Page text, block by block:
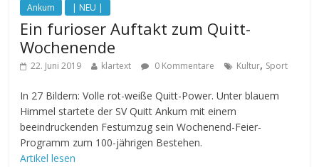
Ankum | NEU |
Ein furioser Auftakt zum Quitt-
Wochenende
22. Juni 2019 klartext 0 Kommentare Kultur, Sport
In 27 Bildern: Volle rot-weiße Quitt-Power. Unter blauem
Himmel startete der SV Quitt Ankum mit einem
beeindruckenden Festumzug sein Wochenend-Feier-
Programm zum 100-jährigen Bestehen.
Artikel lesen